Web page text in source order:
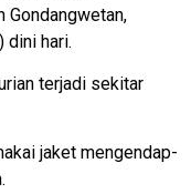
Gondangwetan,
dini hari.
terjadi sekitar
jaket mengendap-